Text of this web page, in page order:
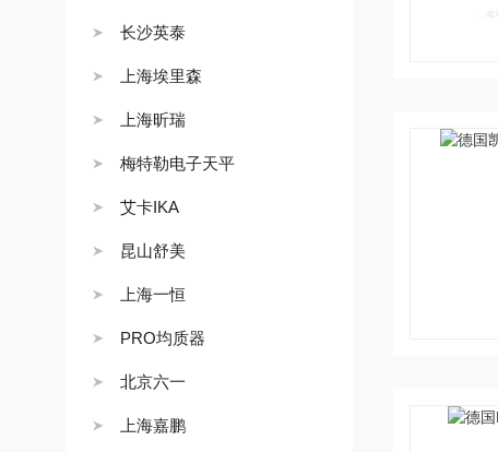
长沙英泰
上海埃里森
上海昕瑞
梅特勒电子天平
艾卡IKA
昆山舒美
上海一恒
PRO均质器
北京六一
上海嘉鹏